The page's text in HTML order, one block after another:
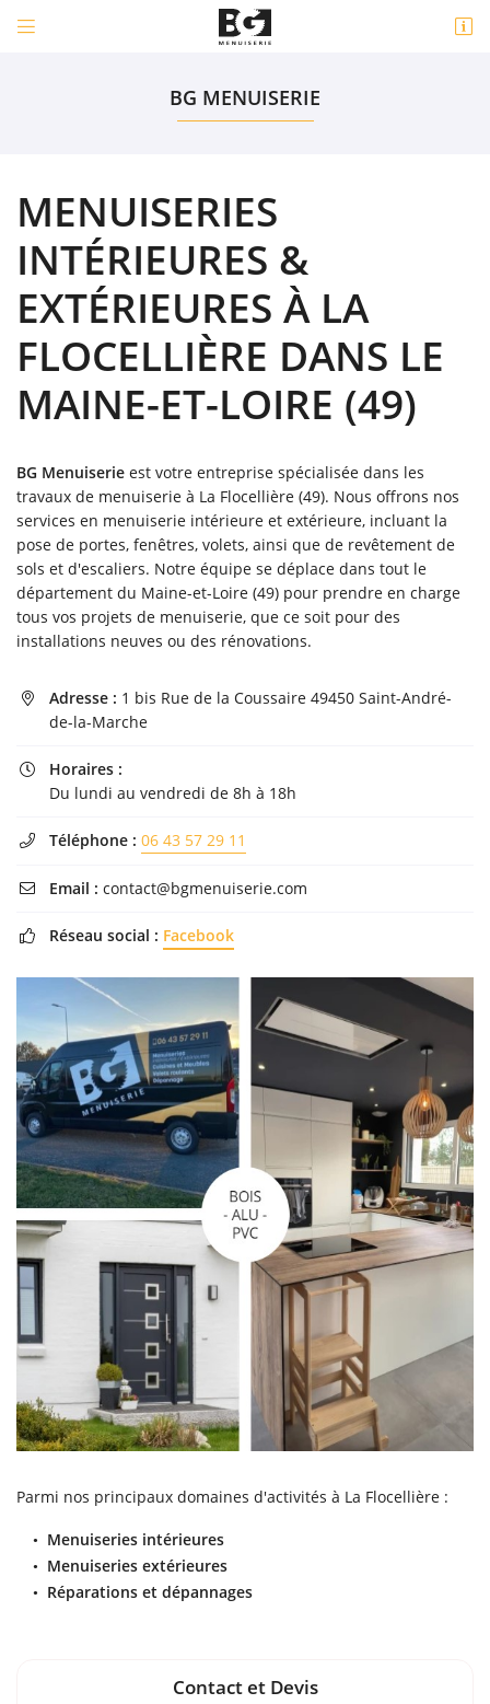
 
Adresse email de réception
 Code Captcha
En cochant cette case, vous consentez à recevoir nos propositions commerciales à
l'adresse email indiqué ci-dessus. Vous pouvez vous désinscrire à tout moment en
utilisant le formulaire de désinscription.
Inscription
BG MENUISERIE
MENUISERIES
INTÉRIEURES &
EXTÉRIEURES À LA
FLOCELLIÈRE DANS LE
MAINE-ET-LOIRE (49)
BG Menuiserie est votre entreprise spécialisée dans les
travaux de menuiserie à La Flocellière (49). Nous offrons nos
services en menuiserie intérieure et extérieure, incluant la
pose de portes, fenêtres, volets, ainsi que de revêtement de
sols et d'escaliers. Notre équipe se déplace dans tout le
département du Maine-et-Loire (49) pour prendre en charge
tous vos projets de menuiserie, que ce soit pour des
installations neuves ou des rénovations.
 Adresse : 1 bis Rue de la Coussaire 49450 Saint-André-
de-la-Marche

Horaires :
Du lundi au vendredi de 8h à 18h
 Téléphone : 06 43 57 29 11
 Email : contact@bgmenuiserie.com
 Réseau social : Facebook
Parmi nos principaux domaines d'activités à La Flocellière :
Menuiseries intérieures
Menuiseries extérieures
Réparations et dépannages
Contact et Devis